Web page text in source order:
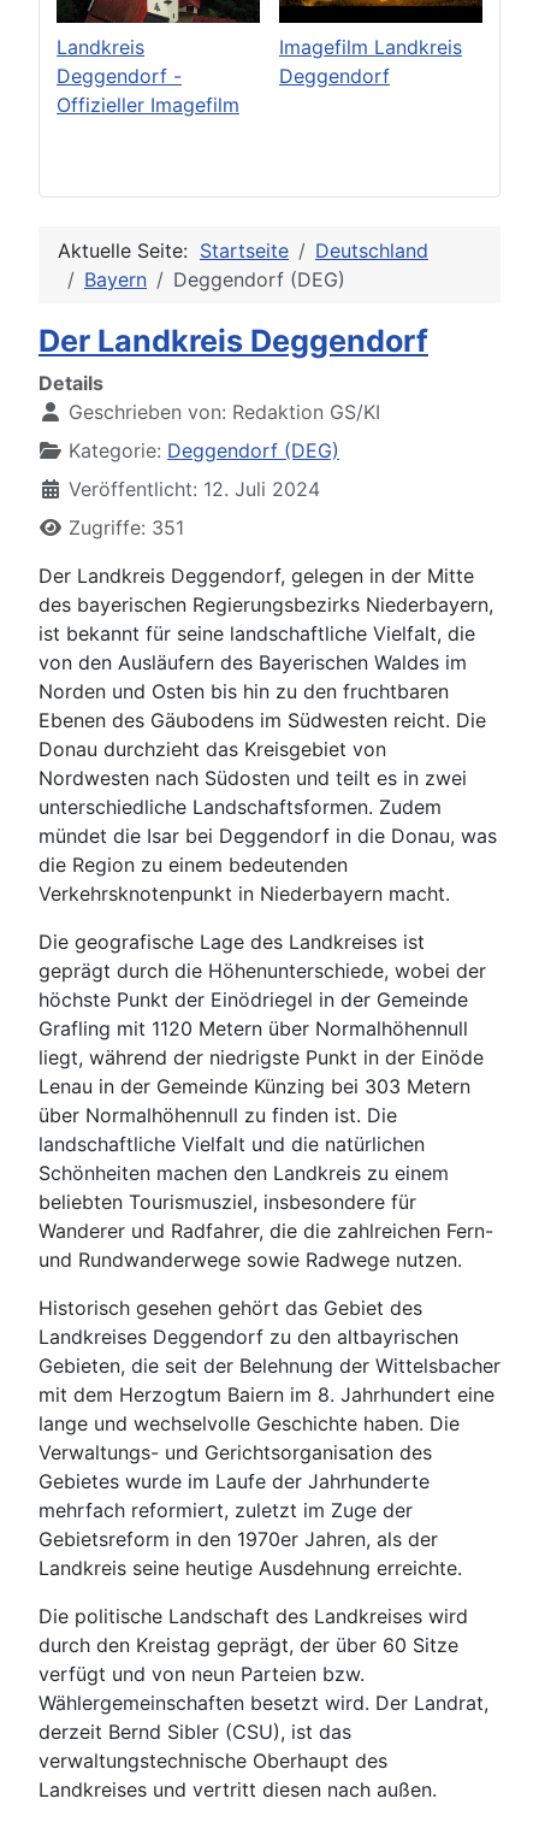
Landkreis
Deggendorf -
Offizieller Imagefilm
Imagefilm Landkreis
Deggendorf
Aktuelle Seite: Startseite
Deutschland
Bayern
Deggendorf (DEG)
Der Landkreis Deggendorf
Details
Geschrieben von: Redaktion GS/KI
Kategorie: Deggendorf (DEG)
Veröffentlicht: 12. Juli 2024
Zugriffe: 351
Der Landkreis Deggendorf, gelegen in der Mitte
des bayerischen Regierungsbezirks Niederbayern,
ist bekannt für seine landschaftliche Vielfalt, die
von den Ausläufern des Bayerischen Waldes im
Norden und Osten bis hin zu den fruchtbaren
Ebenen des Gäubodens im Südwesten reicht. Die
Donau durchzieht das Kreisgebiet von
Nordwesten nach Südosten und teilt es in zwei
unterschiedliche Landschaftsformen. Zudem
mündet die Isar bei Deggendorf in die Donau, was
die Region zu einem bedeutenden
Verkehrsknotenpunkt in Niederbayern macht.
Die geografische Lage des Landkreises ist
geprägt durch die Höhenunterschiede, wobei der
höchste Punkt der Einödriegel in der Gemeinde
Grafling mit 1120 Metern über Normalhöhennull
liegt, während der niedrigste Punkt in der Einöde
Lenau in der Gemeinde Künzing bei 303 Metern
über Normalhöhennull zu finden ist. Die
landschaftliche Vielfalt und die natürlichen
Schönheiten machen den Landkreis zu einem
beliebten Tourismusziel, insbesondere für
Wanderer und Radfahrer, die die zahlreichen Fern-
und Rundwanderwege sowie Radwege nutzen.
Historisch gesehen gehört das Gebiet des
Landkreises Deggendorf zu den altbayrischen
Gebieten, die seit der Belehnung der Wittelsbacher
mit dem Herzogtum Baiern im 8. Jahrhundert eine
lange und wechselvolle Geschichte haben. Die
Verwaltungs- und Gerichtsorganisation des
Gebietes wurde im Laufe der Jahrhunderte
mehrfach reformiert, zuletzt im Zuge der
Gebietsreform in den 1970er Jahren, als der
Landkreis seine heutige Ausdehnung erreichte.
Die politische Landschaft des Landkreises wird
durch den Kreistag geprägt, der über 60 Sitze
verfügt und von neun Parteien bzw.
Wählergemeinschaften besetzt wird. Der Landrat,
derzeit Bernd Sibler (CSU), ist das
verwaltungstechnische Oberhaupt des
Landkreises und vertritt diesen nach außen.